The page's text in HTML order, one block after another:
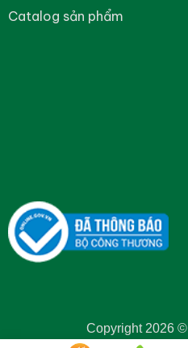
Catalog sản phẩm
Copyright 2026 ©